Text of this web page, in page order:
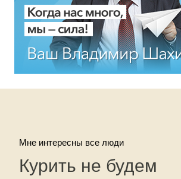
Мне интересны все люди
Курить не будем